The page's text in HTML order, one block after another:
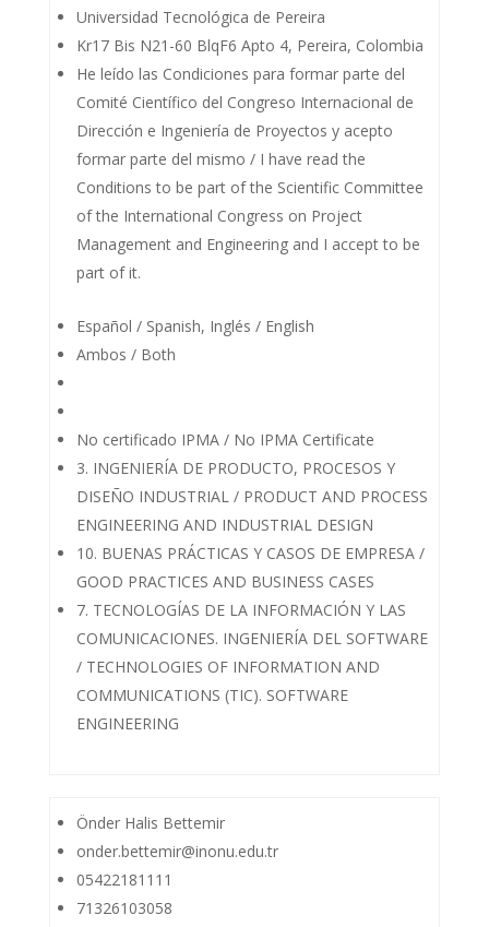
Universidad Tecnológica de Pereira
Kr17 Bis N21-60 BlqF6 Apto 4, Pereira, Colombia
He leído las Condiciones para formar parte del
Comité Científico del Congreso Internacional de
Dirección e Ingeniería de Proyectos y acepto
formar parte del mismo / I have read the
Conditions to be part of the Scientific Committee
of the International Congress on Project
Management and Engineering and I accept to be
part of it.
Español / Spanish, Inglés / English
Ambos / Both
No certificado IPMA / No IPMA Certificate
3. INGENIERÍA DE PRODUCTO, PROCESOS Y
DISEÑO INDUSTRIAL / PRODUCT AND PROCESS
ENGINEERING AND INDUSTRIAL DESIGN
10. BUENAS PRÁCTICAS Y CASOS DE EMPRESA /
GOOD PRACTICES AND BUSINESS CASES
7. TECNOLOGÍAS DE LA INFORMACIÓN Y LAS
COMUNICACIONES. INGENIERÍA DEL SOFTWARE
/ TECHNOLOGIES OF INFORMATION AND
COMMUNICATIONS (TIC). SOFTWARE
ENGINEERING
Önder Halis Bettemir
onder.bettemir@inonu.edu.tr
05422181111
71326103058